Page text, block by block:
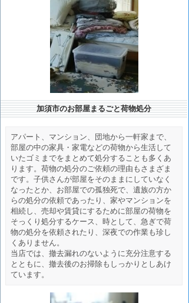
加須市のお部屋まるごと荷物処分
アパート、マンション、団地から一軒家まで、
部屋の中の家具・家電などの荷物から生活して
いたゴミまでをまとめて処分することも多くあ
ります。荷物の処分のご依頼の理由もさまざま
です。子供さんが部屋をそのままにしていなく
なったとか、お部屋での孤独死で、遺族の方か
らの処分の依頼であったり、家やマンションを
相続し、売却や賃貸にするために部屋の荷物を
そっくり処分するケース、時として、急ぎで荷
物の処分を依頼されたり、深夜での作業も珍し
くありません。
当店では、撤去漏れのないように充分注意する
とともに、撤去後のお掃除もしっかりとしあけ
ています。